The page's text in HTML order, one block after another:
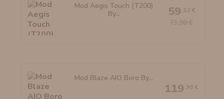
Mod Aegis Touch (T200)
By...
59 ,12 €
Mod Blaze AIO Boro By...
119 ,90 €